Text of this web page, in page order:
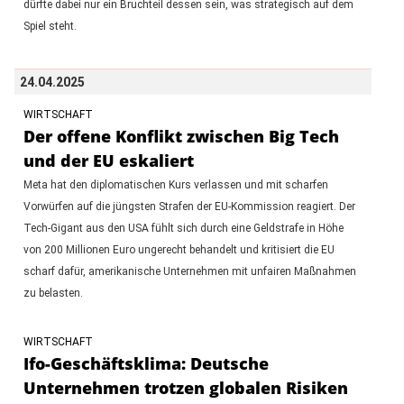
dürfte dabei nur ein Bruchteil dessen sein, was strategisch auf dem
Spiel steht.
24.04.2025
WIRTSCHAFT
Der offene Konflikt zwischen Big Tech
und der EU eskaliert
Meta hat den diplomatischen Kurs verlassen und mit scharfen
Vorwürfen auf die jüngsten Strafen der EU-Kommission reagiert. Der
Tech-Gigant aus den USA fühlt sich durch eine Geldstrafe in Höhe
von 200 Millionen Euro ungerecht behandelt und kritisiert die EU
scharf dafür, amerikanische Unternehmen mit unfairen Maßnahmen
zu belasten.
WIRTSCHAFT
Ifo-Geschäftsklima: Deutsche
Unternehmen trotzen globalen Risiken